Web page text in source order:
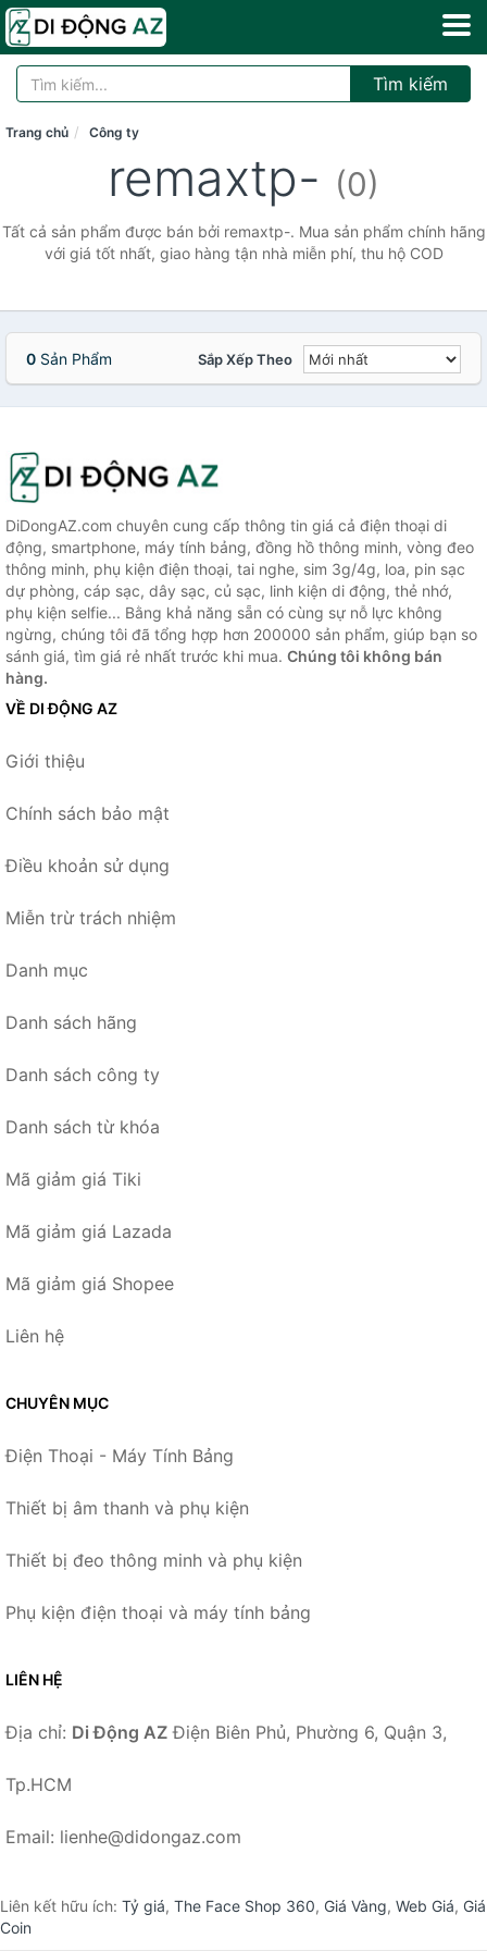
Tìm kiếm
Trang chủ Công ty
remaxtp- (0)
Tất cả sản phẩm được bán bởi remaxtp-. Mua sản phẩm chính hãng
với giá tốt nhất, giao hàng tận nhà miễn phí, thu hộ COD
0 Sản Phẩm Sắp Xếp Theo
DiDongAZ.com chuyên cung cấp thông tin giá cả điện thoại di
động, smartphone, máy tính bảng, đồng hồ thông minh, vòng đeo
thông minh, phụ kiện điện thoại, tai nghe, sim 3g/4g, loa, pin sạc
dự phòng, cáp sạc, dây sạc, củ sạc, linh kiện di động, thẻ nhớ,
phụ kiện selfie... Bằng khả năng sẵn có cùng sự nỗ lực không
ngừng, chúng tôi đã tổng hợp hơn 200000 sản phẩm, giúp bạn so
sánh giá, tìm giá rẻ nhất trước khi mua. Chúng tôi không bán
hàng.
VỀ DI ĐỘNG AZ
Giới thiệu
Chính sách bảo mật
Điều khoản sử dụng
Miễn trừ trách nhiệm
Danh mục
Danh sách hãng
Danh sách công ty
Danh sách từ khóa
Mã giảm giá Tiki
Mã giảm giá Lazada
Mã giảm giá Shopee
Liên hệ
CHUYÊN MỤC
Điện Thoại - Máy Tính Bảng
Thiết bị âm thanh và phụ kiện
Thiết bị đeo thông minh và phụ kiện
Phụ kiện điện thoại và máy tính bảng
LIÊN HỆ
Địa chỉ: Di Động AZ Điện Biên Phủ, Phường 6, Quận 3,
Tp.HCM
Email: lienhe@didongaz.com
Liên kết hữu ích: Tỷ giá, The Face Shop 360, Giá Vàng, Web Giá, Giá
Coin